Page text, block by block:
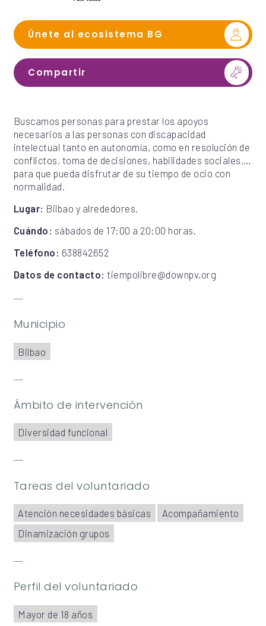
Únete al ecosistema BG
Compartir
Buscamos personas para prestar los apoyos
necesarios a las personas con discapacidad
intelectual tanto en autonomía, como en resolución de
conflictos, toma de decisiones, habilidades sociales,…
para que pueda disfrutar de su tiempo de ocio con
normalidad.
Lugar: Bilbao y alrededores.
Cuándo: sábados de 17:00 a 20:00 horas.
Teléfono: 638842652
Datos de contacto: tiempolibre@downpv.org
Municipio
Bilbao
Ámbito de intervención
Diversidad funcional
Tareas del voluntariado
Atención necesidades básicas
Acompañamiento
Dinamización grupos
Perfil del voluntariado
Mayor de 18 años